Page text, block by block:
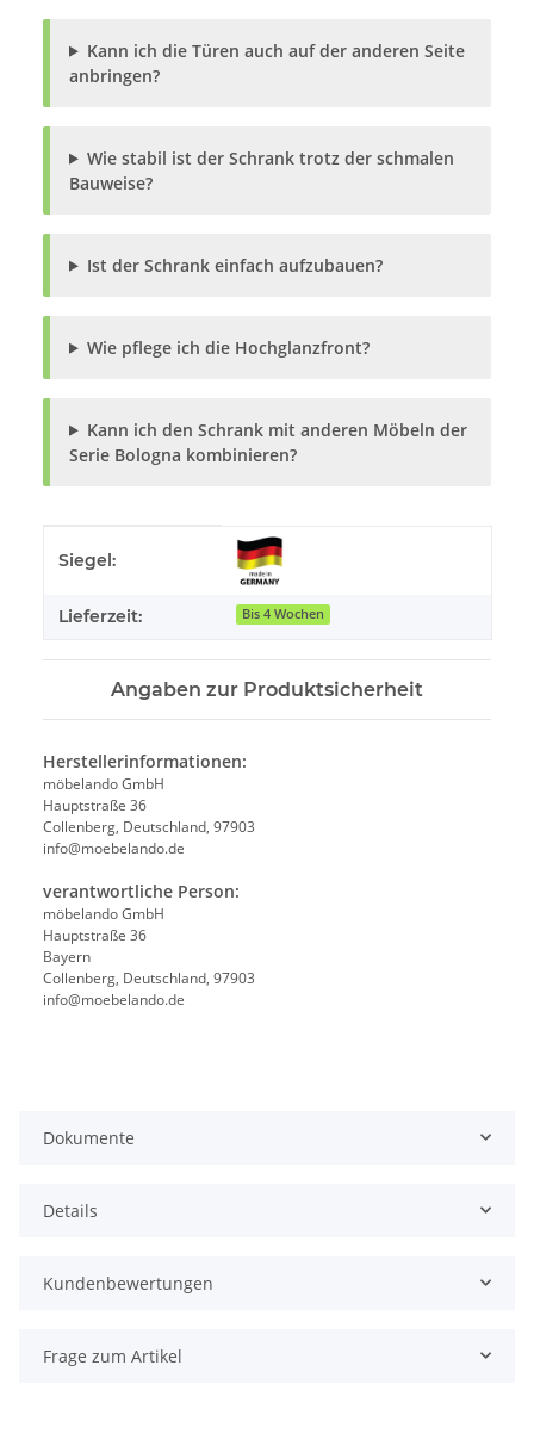
Kann ich die Türen auch auf der anderen Seite
anbringen?
Wie stabil ist der Schrank trotz der schmalen
Bauweise?
Ist der Schrank einfach aufzubauen?
Wie pflege ich die Hochglanzfront?
Kann ich den Schrank mit anderen Möbeln der
Serie Bologna kombinieren?
Siegel:
Lieferzeit: Bis 4 Wochen
Angaben zur Produktsicherheit
Herstellerinformationen:
möbelando GmbH
Hauptstraße 36
Collenberg, Deutschland, 97903
info@moebelando.de
verantwortliche Person:
möbelando GmbH
Hauptstraße 36
Bayern
Collenberg, Deutschland, 97903
info@moebelando.de
Dokumente
Details
Kundenbewertungen
Frage zum Artikel